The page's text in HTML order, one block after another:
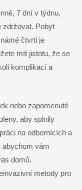
7 dní v týdnu,
zdržovat. Pobyt
čtvrti je
mít jistotu, že se
komplikací a
nebo zapomenuté
aby splnily
na odbornících a
abychom vám
domů.